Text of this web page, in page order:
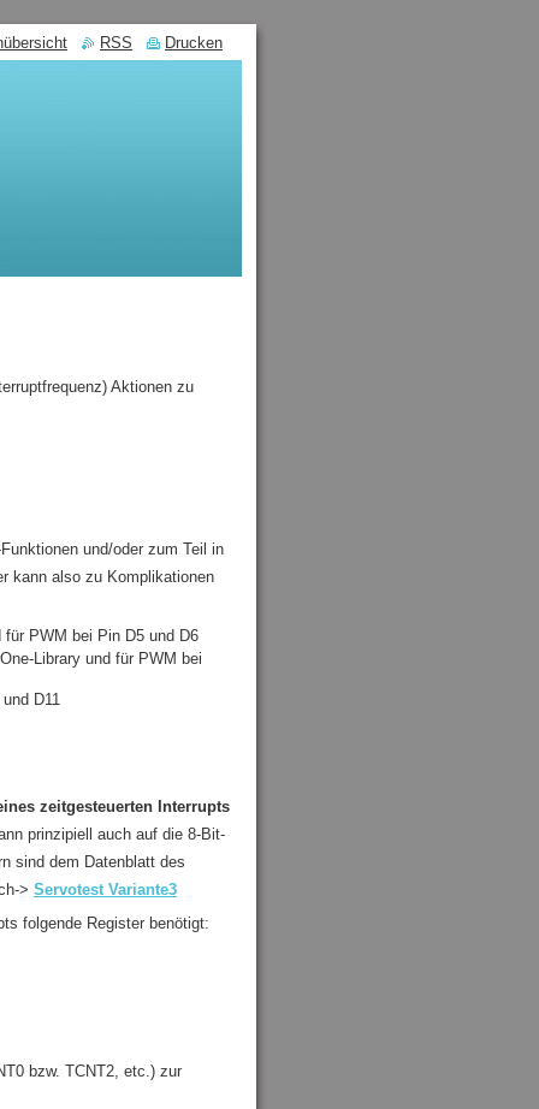
Aktionen zu
und/oder zum Teil in
kann also zu Komplikationen
PWM bei Pin D5 und D6
Library und für PWM bei
D11
zeitgesteuerten Interrupts
prinzipiell auch auf die 8-Bit-
sind dem Datenblatt des
> Servotest Variante3
folgende Register benötigt:
bzw. TCNT2, etc.) zur
RSS Drucken